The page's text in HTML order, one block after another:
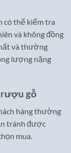
có thể kiểm tra
và không đồng
và thường
lượng nặng
gỗ
hàng thường
tránh được
mua.